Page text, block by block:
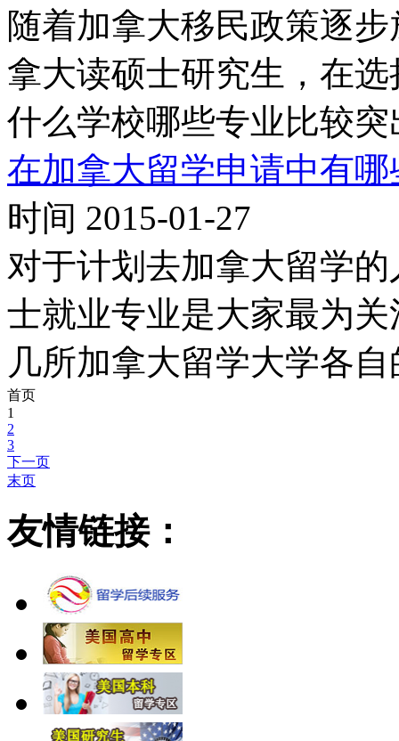
随着加拿大移民政策逐
拿大读硕士研究生，在
什么学校哪些专业比较
在加拿大留学申请中有
时间 2015-01-27
对于计划去加拿大留学
士就业专业是大家最为
几所加拿大留学大学各
首页
1
2
3
下一页
末页
友情链接：